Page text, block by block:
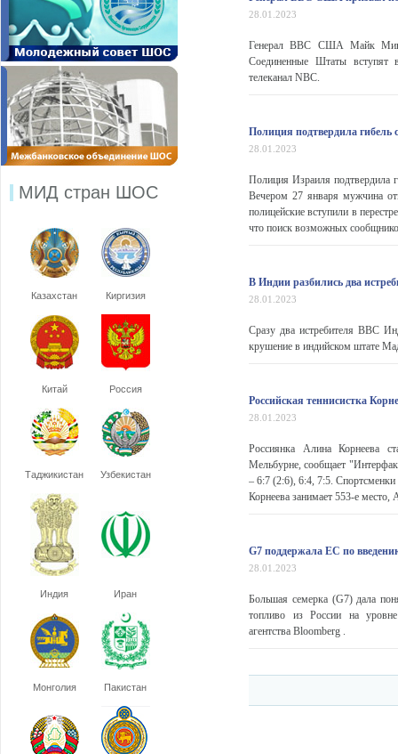
МИД стран ШОС
Казахстан Киргизия
Китай Россия
Таджикистан Узбекистан
Индия Иран
Монголия Пакистан
28.01.2023
Генерал ВВС США Майк
Соединенные Штаты
телеканал NBC.
Полиция подтвердила гибель
28.01.2023
Полиция Израиля подтвердила
Вечером 27 января мужчина
полицейские вступили в
что поиск возможных
В Индии разбились два
28.01.2023
Сразу два истребителя ВВС
крушение в индийском штате
Российская теннисистка
28.01.2023
Россиянка Алина Корнеева
Мельбурне, сообщает
– 6:7 (2:6), 6:4, 7:5. Спортсменки
Корнеева занимает 553-е
G7 поддержала ЕС по
28.01.2023
Большая семерка (G7) дала
топливо из России на
агентства Bloomberg .